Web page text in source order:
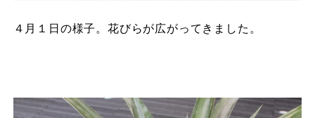
４月１日の様子。花びらが広がってきました。